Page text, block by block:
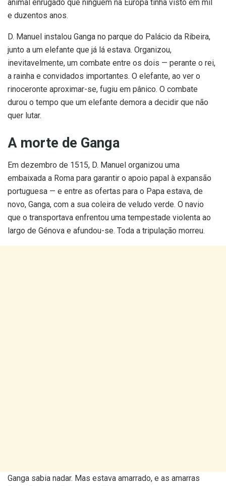
animal enrugado que ninguém na Europa tinha visto em mil
e duzentos anos.
D. Manuel instalou Ganga no parque do Palácio da Ribeira,
junto a um elefante que já lá estava. Organizou,
inevitavelmente, um combate entre os dois — perante o rei,
a rainha e convidados importantes. O elefante, ao ver o
rinoceronte aproximar-se, fugiu em pânico. O combate
durou o tempo que um elefante demora a decidir que não
quer lutar.
A morte de Ganga
Em dezembro de 1515, D. Manuel organizou uma
embaixada a Roma para garantir o apoio papal à expansão
portuguesa — e entre as ofertas para o Papa estava, de
novo, Ganga, com a sua coleira de veludo verde. O navio
que o transportava enfrentou uma tempestade violenta ao
largo de Génova e afundou-se. Toda a tripulação morreu.
Ganga sabia nadar. Mas estava amarrado, e as amarras